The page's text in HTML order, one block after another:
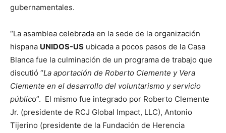
gubernamentales.
“La asamblea celebrada en la sede de la organización
hispana UNIDOS-US ubicada a pocos pasos de la Casa
Blanca fue la culminación de un programa de trabajo que
discutió “La aportación de Roberto Clemente y Vera
Clemente en el desarrollo del voluntarismo y servicio
público”. El mismo fue integrado por Roberto Clemente
Jr. (presidente de RCJ Global Impact, LLC), Antonio
Tijerino (presidente de la Fundación de Herencia